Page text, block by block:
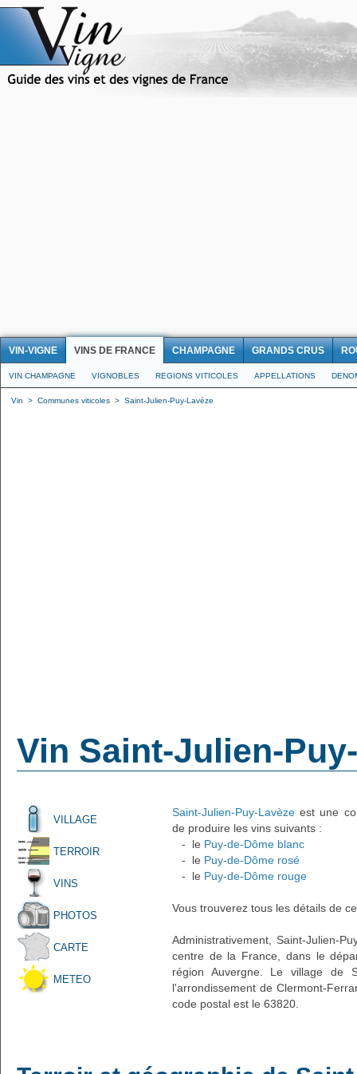
VIN-VIGNE VINS DE FRANCE CHAMPAGNE GRANDS CRUS
VIN CHAMPAGNE VIGNOBLES REGIONS VITICOLES APPELLATIONS
Vin > Communes viticoles > Saint-Julien-Puy-Lavèze
Vin Saint-Julien-
VILLAGE
TERROIR
VINS
PHOTOS
CARTE
METEO
Saint-Julien-Puy-Lavèze est une
de produire les vins suivants :
- le Puy-de-Dôme blanc
- le Puy-de-Dôme rosé
- le Puy-de-Dôme rouge
Vous trouverez tous les détails de
Administrativement, Saint-Julien-
centre de la France, dans le
région Auvergne. Le village de
l'arrondissement de Clermont-
code postal est le 63820.